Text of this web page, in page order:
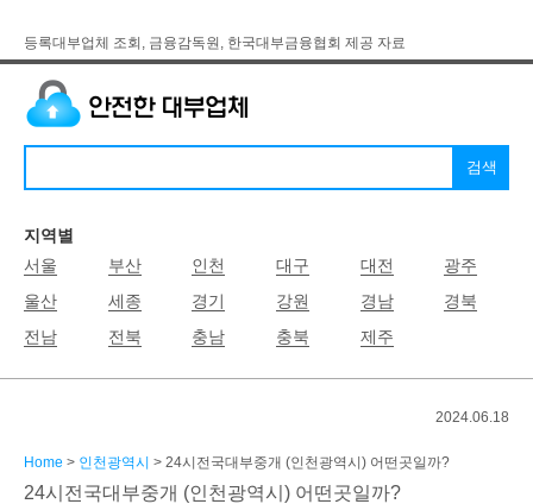
등록대부업체 조회, 금융감독원, 한국대부금융협회 제공 자료
지역별
서울
부산 인천 대구 대전
광주
울산
세종 경기 강원 경남
경북
전남
전북 충남 충북 제주
2024.06.18
Home > 인천광역시 > 24시전국대부중개 (인천광역시) 어떤곳일까?
24시전국대부중개 (인천광역시) 어떤곳일까?